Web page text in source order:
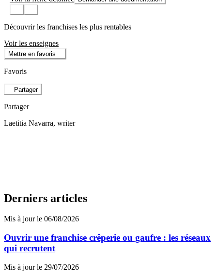
Découvrir les franchises les plus rentables
Voir les enseignes
Mettre en favoris
Favoris
Partager
Partager
Laetitia Navarra, writer
Derniers articles
Mis à jour le 06/08/2026
Ouvrir une franchise crêperie ou gaufre : les réseaux
qui recrutent
Mis à jour le 29/07/2026